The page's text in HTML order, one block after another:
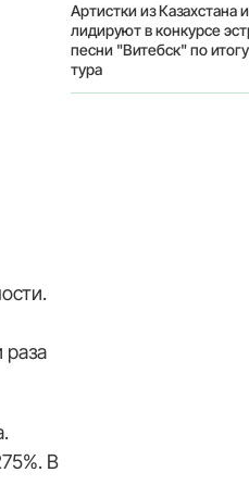
раза
В
Артистки из Казахстана
лидируют в конкурсе
песни "Витебск" по
тура